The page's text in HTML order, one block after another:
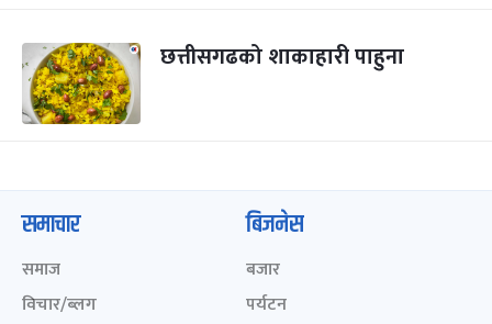
छत्तीसगढको शाकाहारी पाहुना
समाचार
समाज
विचार/ब्लग
बिजनेस
बजार
पर्यटन